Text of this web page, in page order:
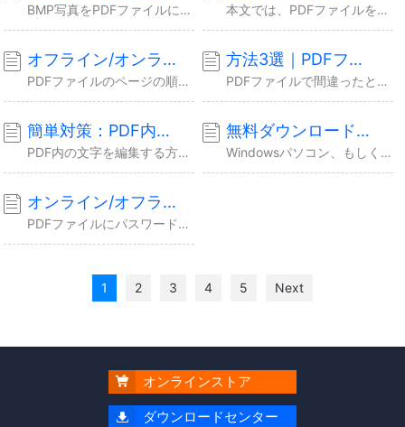
BMP写真をPDFファイルに変換する必要がある場合、高機能なドキュメント形式変換ソフトを使うことが必要です。本文では、BMP写真をPDFファイルに変換できる最も優れているドキュメン... 本文では、PDFファイルを無料で回転する方法を皆さんに紹介します。PDFファイルのページを回転したい場合、本文で紹介する方法を参照して、PDFファイルを回転しましょう。
オフライン/オンラインでPDFファイルのページを再配置する方法
PDFファイルのページの順が間違っている場合、そのページを再配置する必要があります。本文では、PDFファイルのページを再配置する方法を皆さんに紹介します。
方法3選｜PDFファイルから電子署名を削除する
PDFファイルで間違ったところで署名した場合、または、PDFファイルに間違った署名を入れた場合、PDFファイルから電子署名を削除する必要があります。本文では、電子署名を削除できる3...
簡単対策：PDF内のテキストを編集する方法
PDF内の文字を編集する方法になやっていますか？そうであれば、本文の内容を参照して、簡単にPDFファイル内のテキスト内容を編集することができる方法を取得しましょう。
無料ダウンロード｜トップ6のPDFエディターの製品版
Windowsパソコン、もしくはMacパソコンでPDFエディターの製品版をダウンロードしたい？本文では、トップ6のPDFエディターの製品版の紹介及びその無料ダウンロードリンクを皆さ...
オンライン/オフラインでPDFの制限を無料で解除する
PDFファイルにパスワードを設定して保護している場合、そのPDFファイルを編集したり、そこからテキストをコピーしたりするため、PDFの制限を解除する必要があります。本文では、オンラ...
1 2 3 4 5 Next
 オンラインストア
 ダウンロードセンター